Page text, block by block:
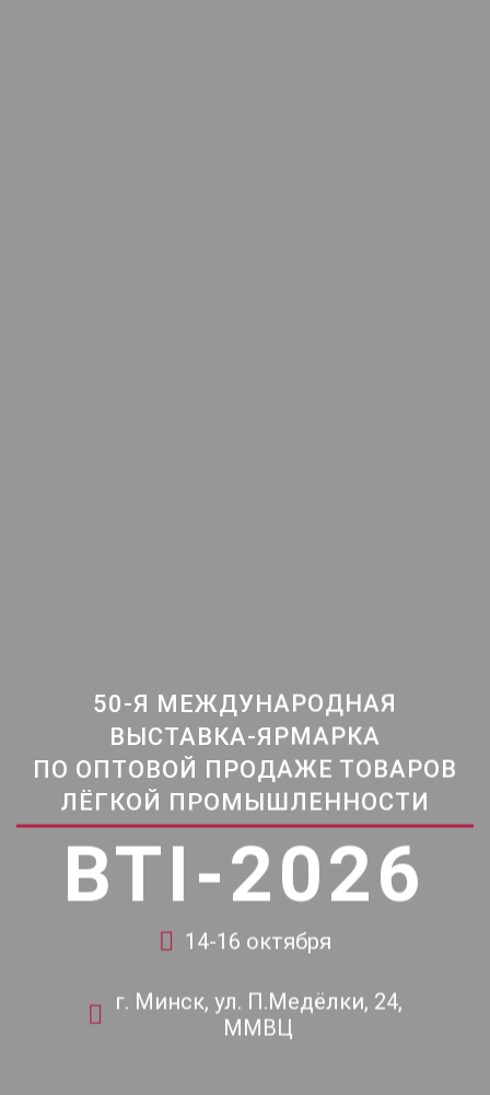
50-Я МЕЖДУНАРОДНАЯ
ВЫСТАВКА-ЯРМАРКА
ПО ОПТОВОЙ ПРОДАЖЕ ТОВАРОВ
ЛЁГКОЙ ПРОМЫШЛЕННОСТИ
BTI-2026
14-16 октября
г. Минск, ул. П.Медёлки, 24,
ММВЦ